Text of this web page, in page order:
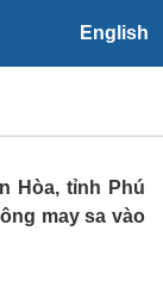
English
sinh ở
tâm
Hòa, tỉnh Phú
may sa vào